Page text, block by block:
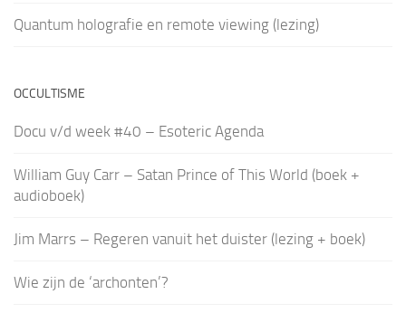
Quantum holografie en remote viewing (lezing)
OCCULTISME
Docu v/d week #40 – Esoteric Agenda
William Guy Carr – Satan Prince of This World (boek +
audioboek)
Jim Marrs – Regeren vanuit het duister (lezing + boek)
Wie zijn de ‘archonten’?